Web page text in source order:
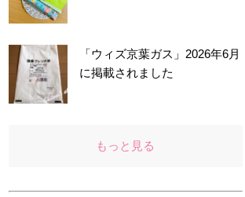
「ウィズ京葉ガス」2026年6月
に掲載されました
もっと見る